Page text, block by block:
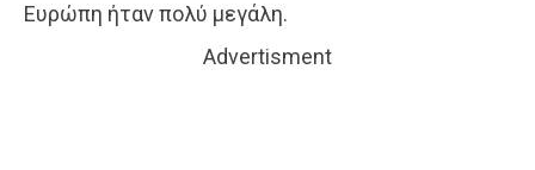
Ευρώπη ήταν πολύ μεγάλη.
Advertisment